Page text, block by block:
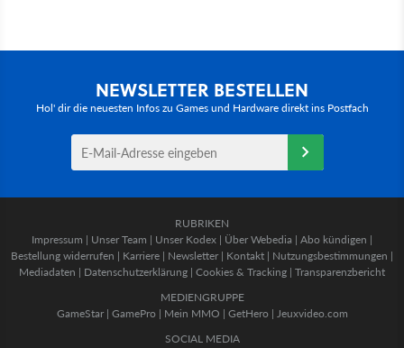
NEWSLETTER BESTELLEN
Hol' dir die neuesten Infos zu Games und Hardware direkt ins Postfach
RUBRIKEN
Impressum | Unser Team | Unser Kodex | Über Webedia | Abo kündigen |
Bestellung widerrufen | Karriere | Newsletter | Kontakt | Nutzungsbestimmungen |
Mediadaten | Datenschutzerklärung | Cookies & Tracking | Transparenzbericht
MEDIENGRUPPE
GameStar| GamePro | Mein MMO | GetHero | Jeuxvideo.com
SOCIAL MEDIA